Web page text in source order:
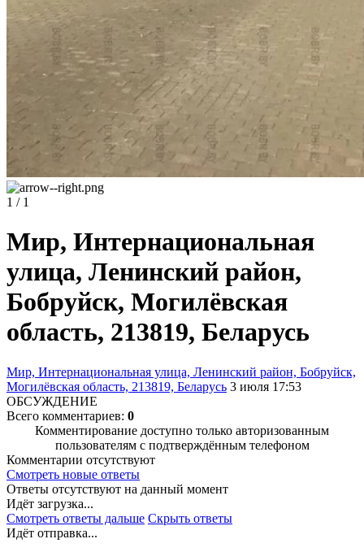
1 / 1
Мир, Интернациональная
улица, Ленинский район,
Бобруйск, Могилёвская
область, 213819, Беларусь
Мир, Интернациональная улица, Ленинский район, Бобруйск,
Могилёвская область, 213819, Беларусь 3 июля 17:53
ОБСУЖДЕНИЕ
Всего комментариев: 0
Комментирование доступно только авторизованным
пользователям с подтверждённым телефоном
Комментарии отсутствуют
Смотреть новые ответы
Ответы отсутствуют на данный момент
Идёт загрузка...
Смотреть ответы дальше Скрыть ответы
Идёт отправка...